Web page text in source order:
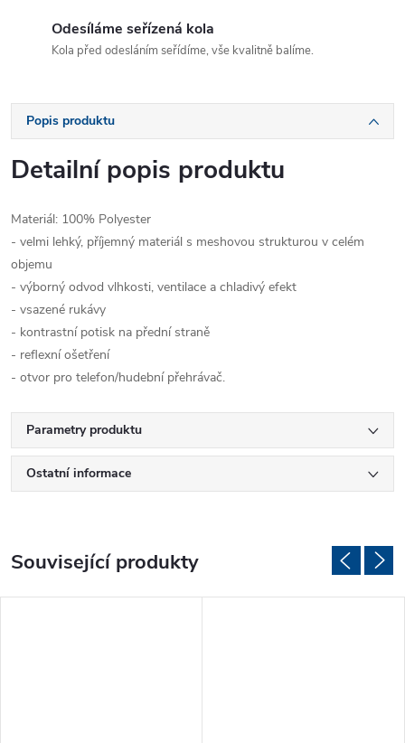
Odesíláme seřízená kola
Kola před odesláním seřídíme, vše kvalitně balíme.
Popis produktu
Detailní popis produktu
Materiál: 100% Polyester
- velmi lehký, příjemný materiál s meshovou strukturou v celém
objemu
- výborný odvod vlhkosti, ventilace a chladivý efekt
- vsazené rukávy
- kontrastní potisk na přední straně
- reflexní ošetření
- otvor pro telefon/hudební přehrávač.
Parametry produktu
Ostatní informace
Související produkty